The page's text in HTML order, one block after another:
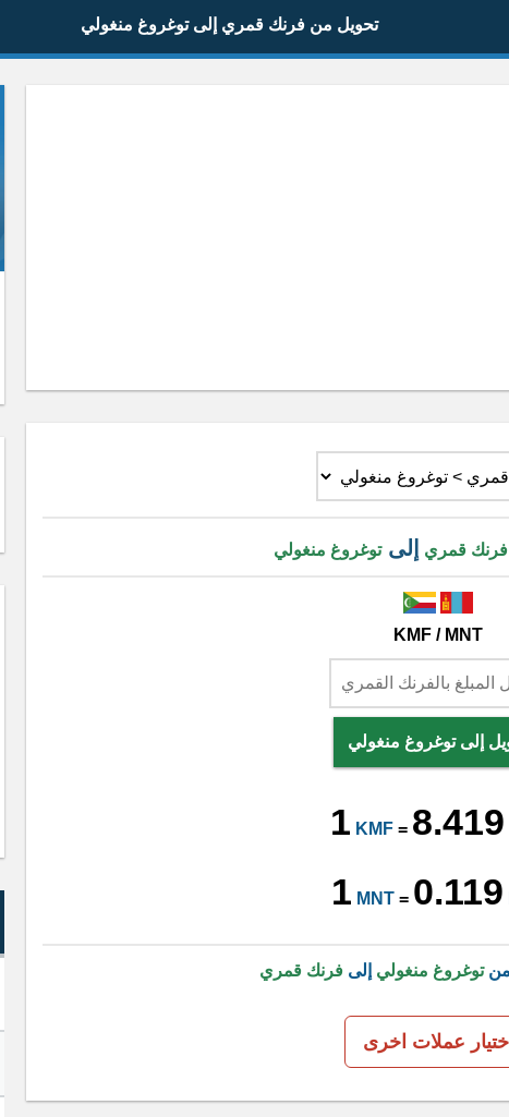
تحويل من فرنك قمري إلى توغروغ منغولي
فرنك قمري إلىتوغروغ منغولي
KMF / MNT
إلى توغروغ منغولي
1 KMF= 8.419
1 MNT= 0.119
منتوغروغ منغولي إلى فرنك قمري
اختيار عملات اخرى